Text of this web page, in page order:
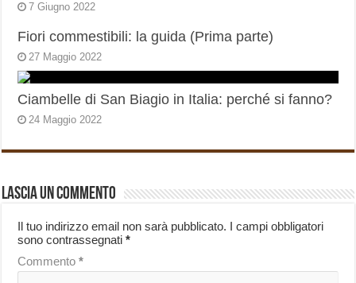
7 Giugno 2022
Fiori commestibili: la guida (Prima parte)
27 Maggio 2022
Ciambelle di San Biagio in Italia: perché si fanno?
24 Maggio 2022
Lascia un commento
Il tuo indirizzo email non sarà pubblicato. I campi obbligatori
sono contrassegnati*
Commento*